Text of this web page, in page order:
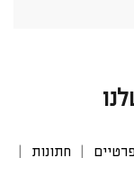
חתונות